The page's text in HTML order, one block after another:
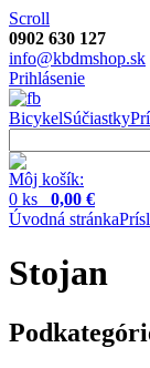
Scroll
0902 630 127
info@kbdmshop.sk
Prihlásenie
BicykelSúčiastky
Môj košík:
0 ks 0,00 €
Úvodná stránka
Stojan